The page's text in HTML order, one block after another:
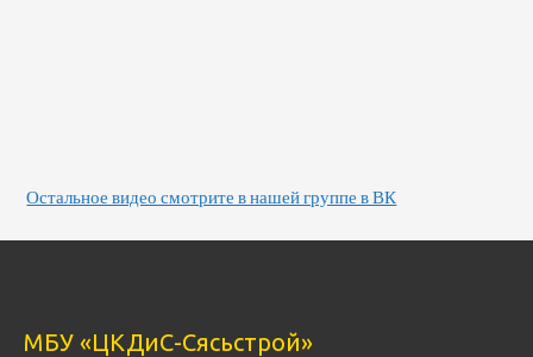
Остальное видео смотрите в нашей группе в ВК
МБУ «ЦКДиС-Сясьстрой»